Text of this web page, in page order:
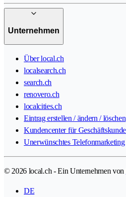
Unternehmen
Über local.ch
localsearch.ch
search.ch
renovero.ch
localcities.ch
Eintrag erstellen / ändern / löschen
Kundencenter für
Unerwünschtes Telefonmarketing
© 2026 local.ch - Ein Unternehmen von
DE